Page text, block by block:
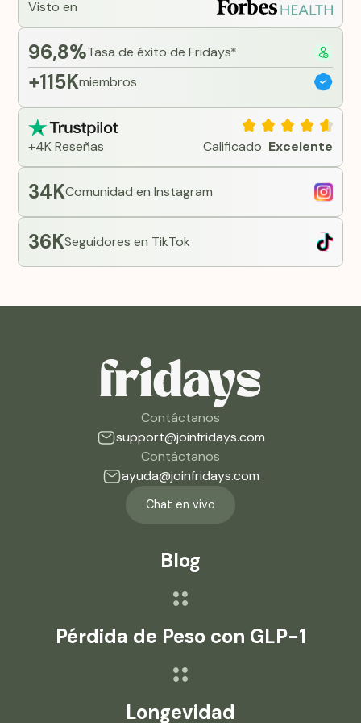
personalizada, Fridays hace que la terapia avanzada
con GLP-1 sea sencilla y accesible desde casa.
Visto en
96,8%Tasa de éxito de Fridays*
+115Kmiembros
+4K Reseñas Calificado Excelente
34KComunidad en Instagram
36KSeguidores en TikTok
Contáctanos
support@joinfridays.com
Contáctanos
ayuda@joinfridays.com
Chat en vivo
Blog
Pérdida de Peso con GLP-1
Longevidad